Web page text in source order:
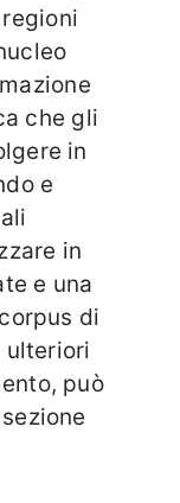
che gli
in
e
in
e una
ulteriori
può